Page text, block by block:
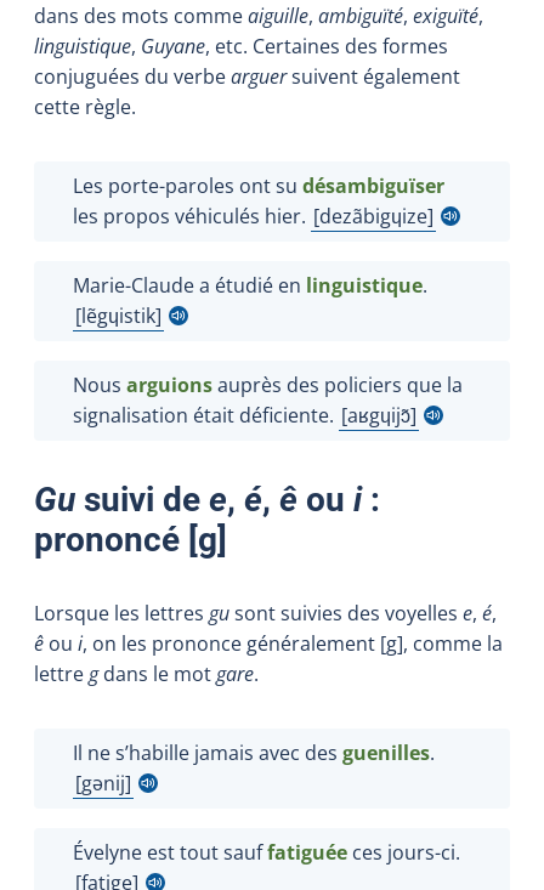
dans des mots commeaiguille, ambiguïté, exiguïté,
linguistique, Guyane, etc. Certaines des formes
conjuguées du verbearguersuivent également
cette règle.
Les porte-paroles ont su désambiguïser
les propos véhiculés hier. dezãbigɥize
Afficher l'infobulle
Marie-Claude a étudié en linguistique.
lẽgɥistik
Afficher l'infobulle
Nous arguionsauprès des policiers que la
signalisation était déficiente. aʁgɥijɔ̃
Afficher l'infobulle
Gu suivi de e, é, ê ou i :
prononcé [g]
Lorsque les lettres gusont suivies des voyelles e, é,
ê ou i, on les prononce généralement [g], comme la
lettregdans le motgare.
Il ne s’habille jamais avec des guenilles.
gənij
Afficher l'infobulle
Évelyne est tout sauffatiguée ces jours-ci.
fatige